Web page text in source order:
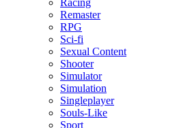
Remaster
RPG
Sci-fi
Sexual Content
Shooter
Simulator
Simulation
Singleplayer
Souls-Like
Sport